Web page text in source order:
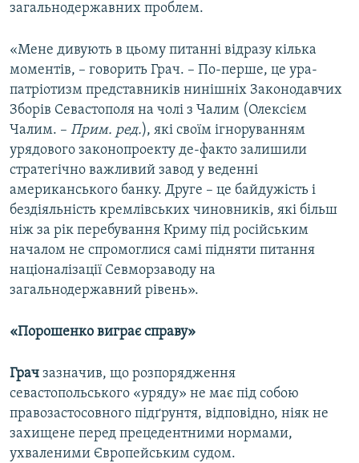
загальнодержавних проблем.
«Мене дивують в цьому питанні відразу кілька
моментів, – говорить Грач. – По-перше, це ура-
патріотизм представників нинішніх Законодавчих
Зборів Севастополя на чолі з Чалим (Олексієм
Чалим. – Прим. ред.), які своїм ігноруванням
урядового законопроекту де-факто залишили
стратегічно важливий завод у веденні
американського банку. Друге – це байдужість і
бездіяльність кремлівських чиновників, які більш
ніж за рік перебування Криму під російським
началом не спромоглися самі підняти питання
націоналізації Севморзаводу на
загальнодержавний рівень».
«Порошенко виграє справу»
Грач зазначив, що розпорядження
севастопольського «уряду» не має під собою
правозастосовного підґрунтя, відповідно, ніяк не
захищене перед прецедентними нормами,
ухваленими Європейським судом.